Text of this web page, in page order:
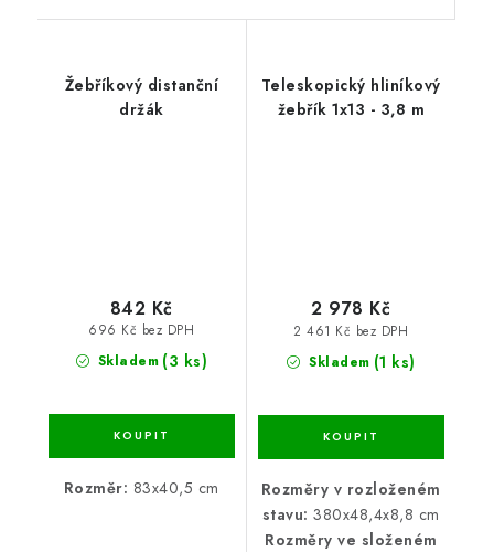
Žebříkový distanční
držák
Skladem (3 ks)
696 Kč bez DPH
842 Kč
Rozměr: 83x40,5 cm
Teleskopický hliníkový
žebřík 1x13 - 3,8 m
Skladem (1 ks)
2 461 Kč bez DPH
2 978 Kč
Rozměry v rozloženém
stavu: 380x48,4x8,8 cm
Rozměry ve složeném